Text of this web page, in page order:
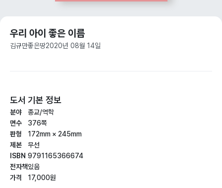
우리 아이 좋은 이름
김규만좋은땅2020년 08월 14일
도서 기본 정보
분야
면수
판형
제본
ISBN
전자책
가격
종교/역학
376쪽
172mm × 245mm
무선
9791165366674
있음
17,000원